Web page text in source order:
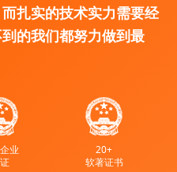
扎实的技术实力需要经
的我们都努力做到最
业
20+
软著证书